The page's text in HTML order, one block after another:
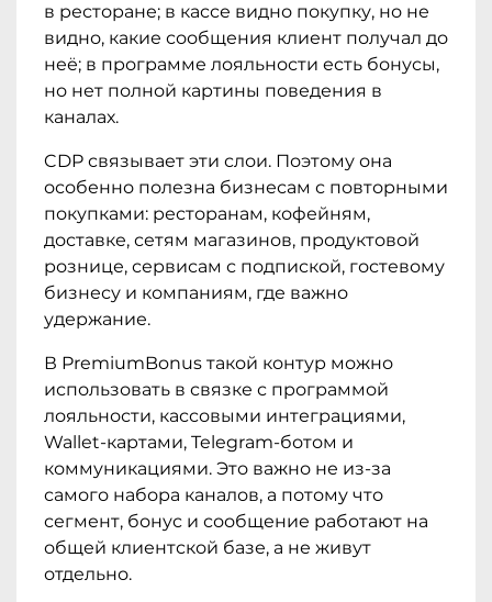
в ресторане; в кассе видно покупку, но не
видно, какие сообщения клиент получал до
неё; в программе лояльности есть бонусы,
но нет полной картины поведения в
каналах.
CDP связывает эти слои. Поэтому она
особенно полезна бизнесам с повторными
покупками: ресторанам, кофейням,
доставке, сетям магазинов, продуктовой
рознице, сервисам с подпиской, гостевому
бизнесу и компаниям, где важно
удержание.
В PremiumBonus такой контур можно
использовать в связке с программой
лояльности, кассовыми интеграциями,
Wallet-картами, Telegram-ботом и
коммуникациями. Это важно не из-за
самого набора каналов, а потому что
сегмент, бонус и сообщение работают на
общей клиентской базе, а не живут
отдельно.